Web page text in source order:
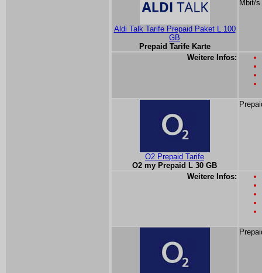
Aldi Talk Tarife Prepaid Paket L 100
GB
Prepaid Tarife Karte
Mbit/s
Weitere Infos:
O2 Prepaid Tarife
O2 my Prepaid L 30 GB
Weitere Infos: